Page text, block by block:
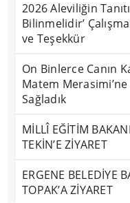
2026 Aleviliğin
Bilinmelidir’
ve Teşekkür
On Binlerce Canın
Matem Merasimi’ne
Sağladık
MİLLÎ EĞİTİM
TEKİN’E ZİYARET
ERGENE BELEDİYE
TOPAK’A ZİYARET